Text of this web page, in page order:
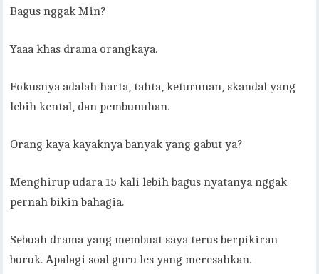
Bagus nggak Min?
Yaaa khas drama orangkaya.
Fokusnya adalah harta, tahta, keturunan, skandal yang
lebih kental, dan pembunuhan.
Orang kaya kayaknya banyak yang gabut ya?
Menghirup udara 15 kali lebih bagus nyatanya nggak
pernah bikin bahagia.
Sebuah drama yang membuat saya terus berpikiran
buruk. Apalagi soal guru les yang meresahkan.